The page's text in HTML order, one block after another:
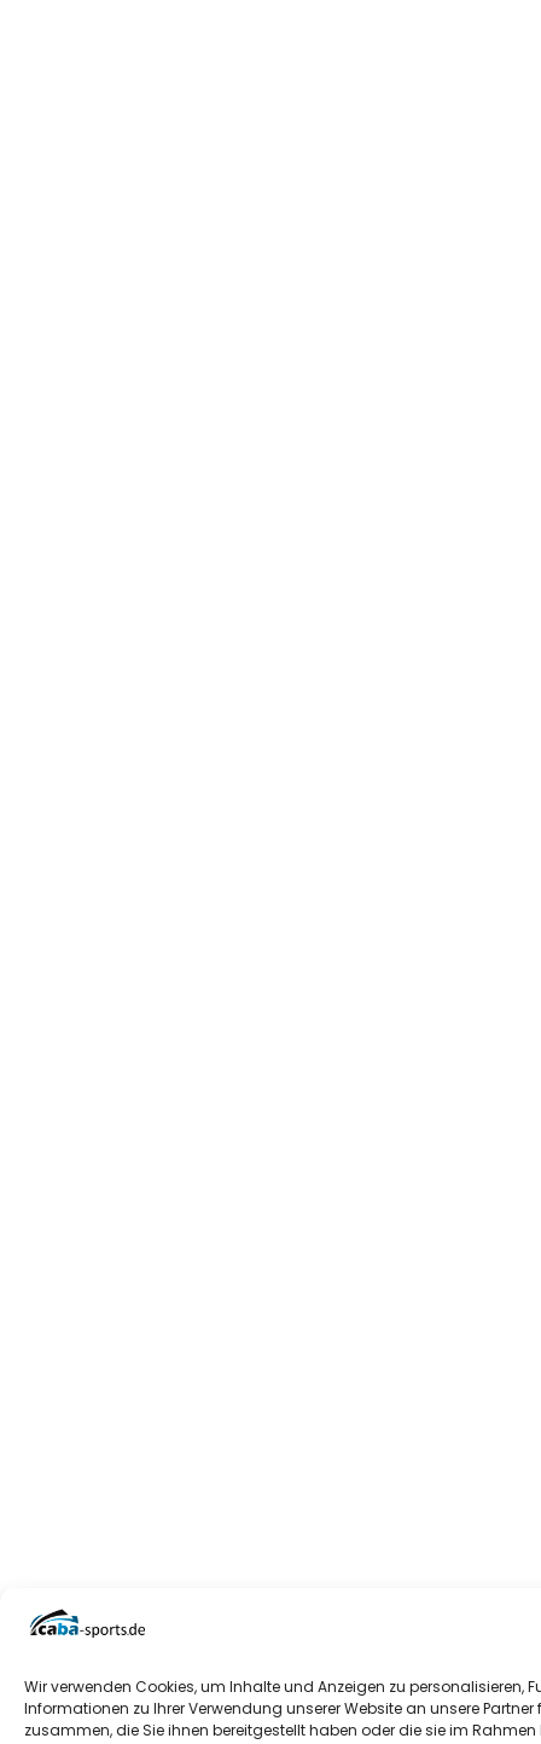
Wir verwenden Cookies, um Inhalte und Anzeigen zu
Informationen zu Ihrer Verwendung unserer Website an unsere
zusammen, die Sie ihnen bereitgestellt haben oder die sie im